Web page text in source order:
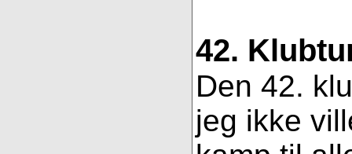
42.
Den 42.
jeg ikke